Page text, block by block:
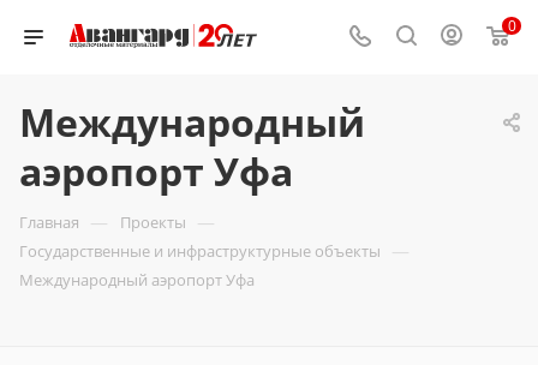
0
Международный
аэропорт Уфа
Главная — Проекты —
Государственные и инфраструктурные объекты —
Международный аэропорт Уфа